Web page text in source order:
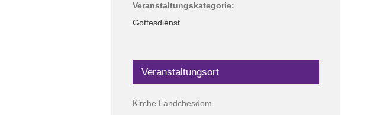
Veranstaltungskategorie:
Gottesdienst
Veranstaltungsort
Kirche Ländchesdom